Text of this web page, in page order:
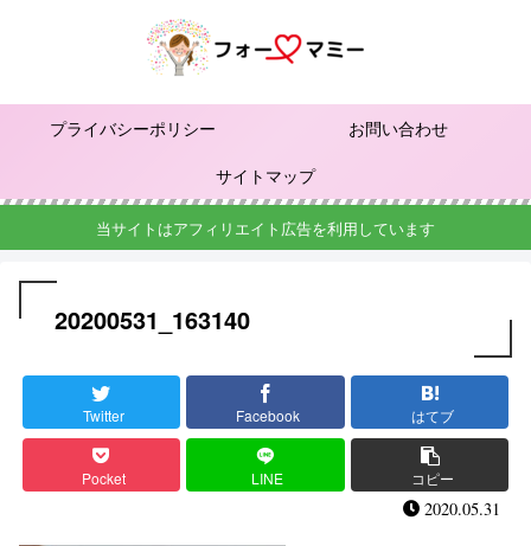
プライバシーポリシー
お問い合わせ
サイトマップ
当サイトはアフィリエイト広告を利用しています
20200531_163140
Twitter Facebook はてブ
Pocket LINE コピー
2020.05.31